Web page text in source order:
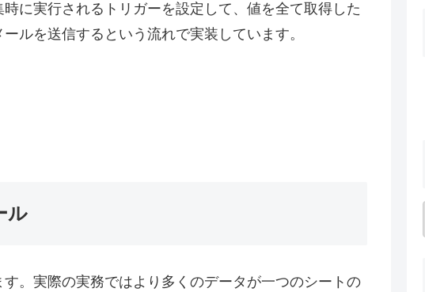
に実行されるトリガーを設定して、値を全て取得した
ルを送信するという流れで実装しています。
ル
。実際の実務ではより多くのデータが一つのシートの